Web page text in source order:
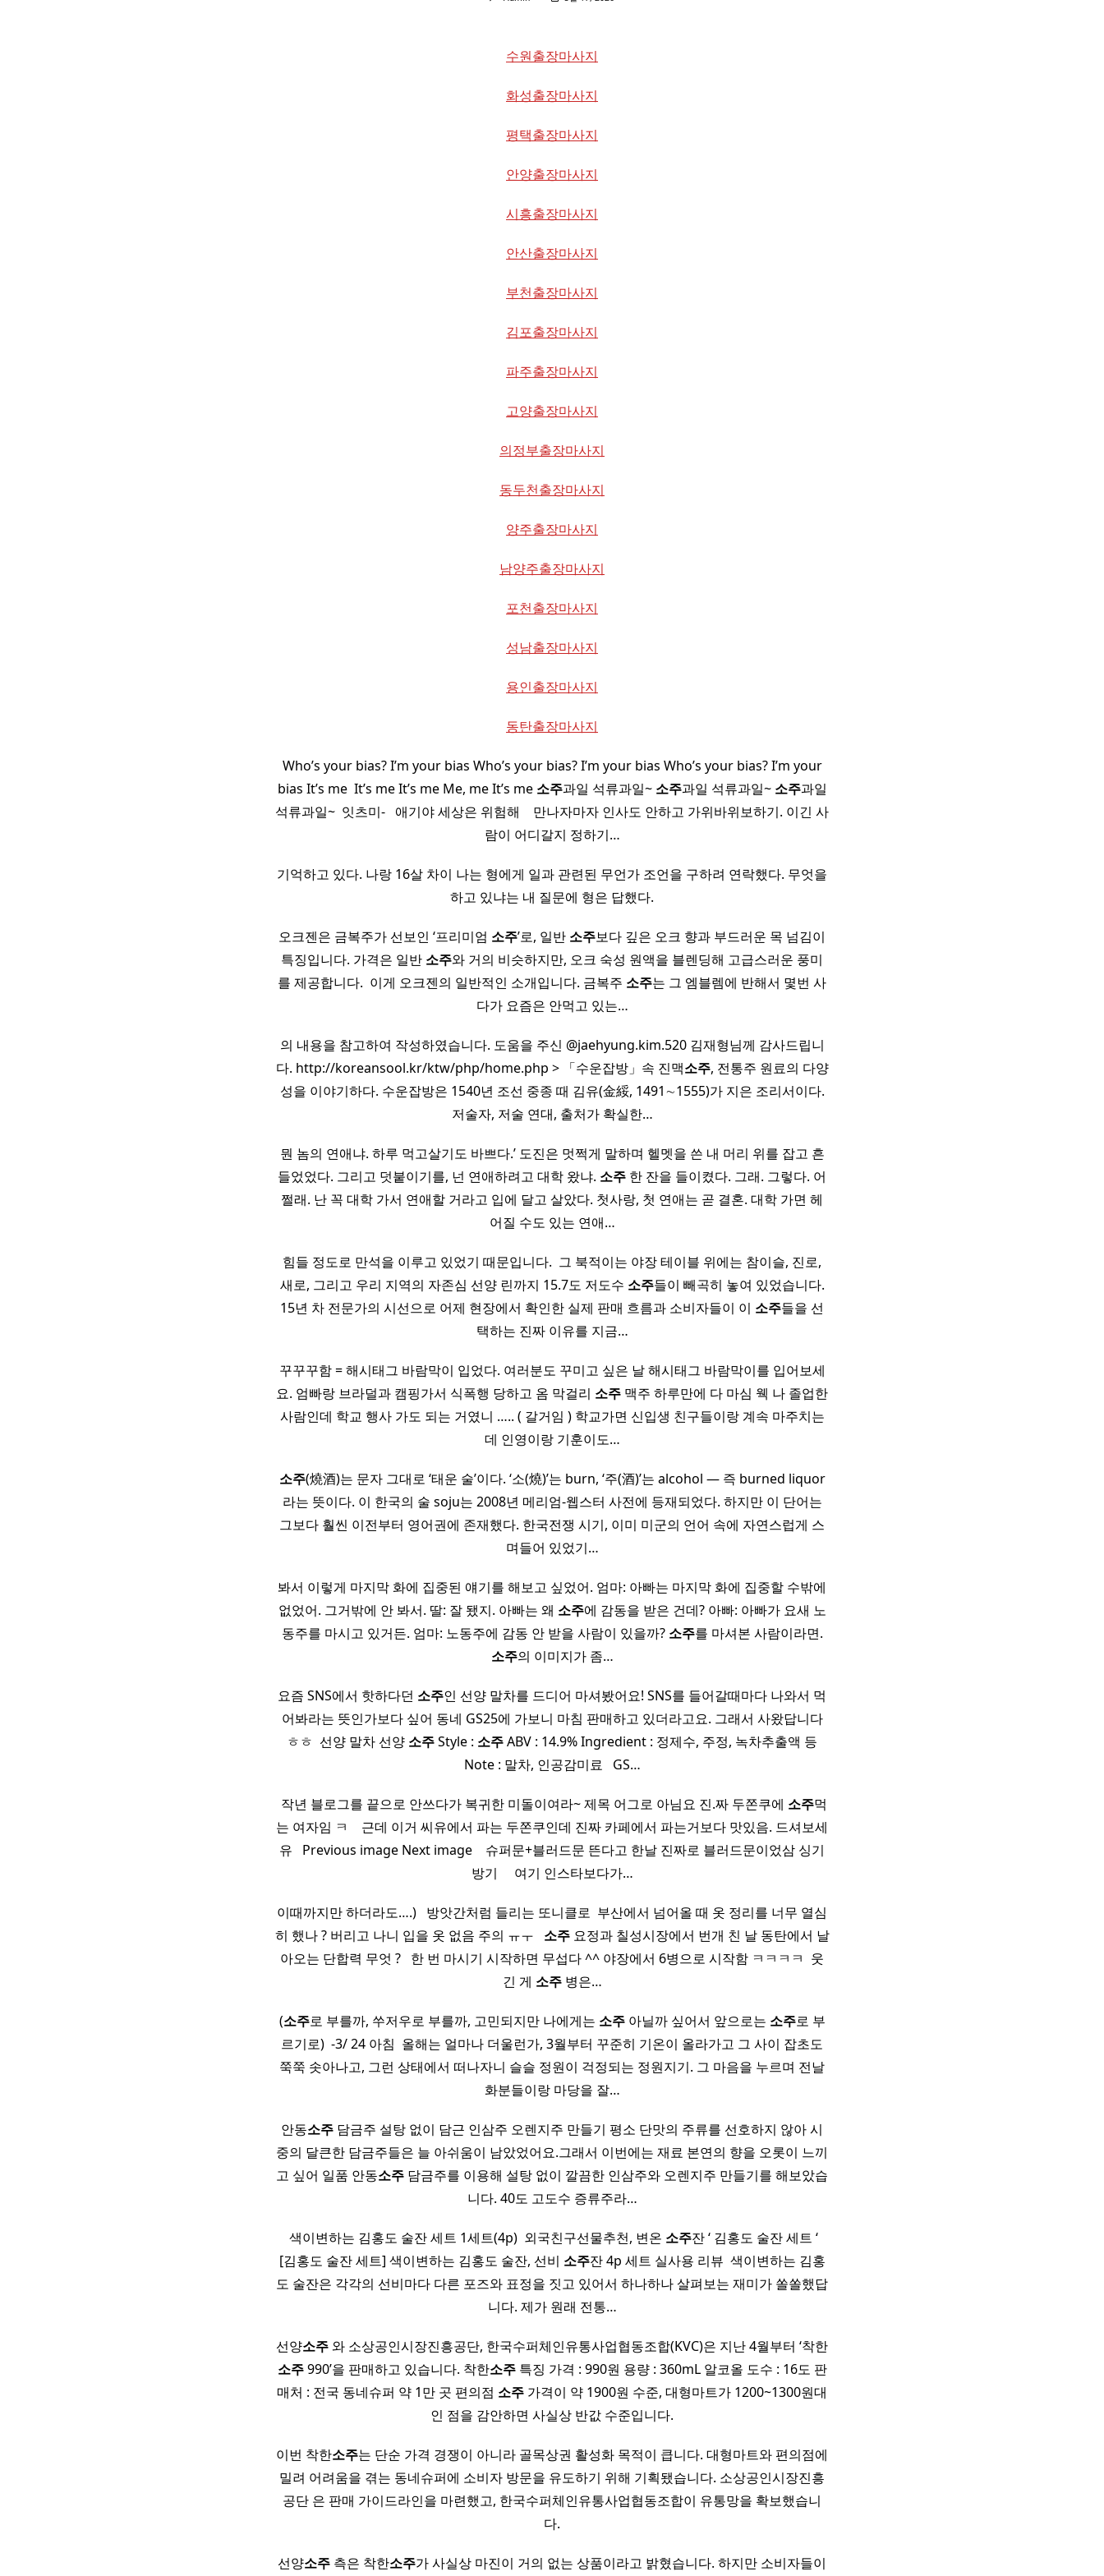
수원출장마사지
화성출장마사지
평택출장마사지
안양출장마사지
시흥출장마사지
안산출장마사지
부천출장마사지
김포출장마사지
파주출장마사지
고양출장마사지
의정부출장마사지
동두천출장마사지
양주출장마사지
남양주출장마사지
포천출장마사지
성남출장마사지
용인출장마사지
동탄출장마사지
Who’s your bias? I’m your bias Who’s your bias? I’m your bias Who’s your bias? I’m your
bias It’s me ​ It’s me It’s me Me, me It’s me 소주과일 석류과일~ 소주과일 석류과일~ 소주과일
석류과일~ ​ 잇츠미- ​ ​ 애기야 세상은 위험해 ​ ​ ​ 만나자마자 인사도 안하고 가위바위보하기. 이긴 사
람이 어디갈지 정하기…
기억하고 있다. 나랑 16살 차이 나는 형에게 일과 관련된 무언가 조언을 구하려 연락했다. 무엇을
하고 있냐는 내 질문에 형은 답했다.
오크젠은 금복주가 선보인 ‘프리미엄 소주’로, 일반 소주보다 깊은 오크 향과 부드러운 목 넘김이
특징입니다. 가격은 일반 소주와 거의 비슷하지만, 오크 숙성 원액을 블렌딩해 고급스러운 풍미
를 제공합니다. ​ 이게 오크젠의 일반적인 소개입니다. 금복주 소주는 그 엠블렘에 반해서 몇번 사
다가 요즘은 안먹고 있는…
의 내용을 참고하여 작성하였습니다. 도움을 주신 @jaehyung.kim.520 김재형님께 감사드립니
다. http://koreansool.kr/ktw/php/home.php > 「수운잡방」속 진맥소주, 전통주 원료의 다양
성을 이야기하다. 수운잡방은 1540년 조선 중종 때 김유(金綏, 1491∼1555)가 지은 조리서이다.
저술자, 저술 연대, 출처가 확실한…
뭔 놈의 연애냐. 하루 먹고살기도 바쁘다.’ 도진은 멋쩍게 말하며 헬멧을 쓴 내 머리 위를 잡고 흔
들었었다. 그리고 덧붙이기를, 넌 연애하려고 대학 왔냐. 소주 한 잔을 들이켰다. 그래. 그렇다. 어
쩔래. 난 꼭 대학 가서 연애할 거라고 입에 달고 살았다. 첫사랑, 첫 연애는 곧 결혼. 대학 가면 헤
어질 수도 있는 연애…
힘들 정도로 만석을 이루고 있었기 때문입니다. ​ 그 북적이는 야장 테이블 위에는 참이슬, 진로,
새로, 그리고 우리 지역의 자존심 선양 린까지 15.7도 저도수 소주들이 빼곡히 놓여 있었습니다.
15년 차 전문가의 시선으로 어제 현장에서 확인한 실제 판매 흐름과 소비자들이 이 소주들을 선
택하는 진짜 이유를 지금…
꾸꾸꾸함 = 해시태그 바람막이 입었다. 여러분도 꾸미고 싶은 날 해시태그 바람막이를 입어보세
요. 엄빠랑 브라덜과 캠핑가서 식폭행 당하고 옴 막걸리 소주 맥주 하루만에 다 마심 웩 나 졸업한
사람인데 학교 행사 가도 되는 거였니 ….. ( 갈거임 ) 학교가면 신입생 친구들이랑 계속 마주치는
데 인영이랑 기훈이도…
소주(燒酒)는 문자 그대로 ‘태운 술’이다. ‘소(燒)’는 burn, ‘주(酒)’는 alcohol — 즉 burned liquor
라는 뜻이다. 이 한국의 술 soju는 2008년 메리엄-웹스터 사전에 등재되었다. 하지만 이 단어는
그보다 훨씬 이전부터 영어권에 존재했다. 한국전쟁 시기, 이미 미군의 언어 속에 자연스럽게 스
며들어 있었기…
봐서 이렇게 마지막 화에 집중된 얘기를 해보고 싶었어. 엄마: 아빠는 마지막 화에 집중할 수밖에
없었어. 그거밖에 안 봐서. 딸: 잘 됐지. 아빠는 왜 소주에 감동을 받은 건데? 아빠: 아빠가 요새 노
동주를 마시고 있거든. 엄마: 노동주에 감동 안 받을 사람이 있을까? 소주를 마셔본 사람이라면.
소주의 이미지가 좀…
요즘 SNS에서 핫하다던 소주인 선양 말차를 드디어 마셔봤어요! SNS를 들어갈때마다 나와서 먹
어봐라는 뜻인가보다 싶어 동네 GS25에 가보니 마침 판매하고 있더라고요. 그래서 사왔답니다
ㅎㅎ ​ 선양 말차 선양 소주Style : 소주ABV : 14.9% Ingredient : 정제수, 주정, 녹차추출액 등
Note : 말차, 인공감미료 ​ ​ GS…
​ 작년 블로그를 끝으로 안쓰다가 복귀한 미돌이여라~ 제목 어그로 아님요 진.짜 두쫀쿠에 소주먹
는 여자임 ㅋ ​ ​ ​ 근데 이거 씨유에서 파는 두쫀쿠인데 진짜 카페에서 파는거보다 맛있음. 드셔보세
유 ​ ​ Previous image Next image ​ ​ ​ 슈퍼문+블러드문 뜬다고 한날 진짜로 블러드문이었삼 싱기
방기 ​ ​ ​ ​ 여기 인스타보다가…
이때까지만 하더라도….) ​ ​ 방앗간처럼 들리는 또니클로 ​ 부산에서 넘어올 때 옷 정리를 너무 열심
히 했나 ? 버리고 나니 입을 옷 없음 주의 ㅠㅜ ​ ​ 소주요정과 칠성시장에서 번개 친 날 동탄에서 날
아오는 단합력 무엇 ? ​ ​ 한 번 마시기 시작하면 무섭다 ^^ 야장에서 6병으로 시작함 ㅋㅋㅋㅋ ​ 웃
긴 게 소주병은…
(소주로 부를까, 쑤저우로 부를까, 고민되지만 나에게는 소주아닐까 싶어서 앞으로는 소주로 부
르기로) ​ -3/ 24 아침 ​ 올해는 얼마나 더울런가, 3월부터 꾸준히 기온이 올라가고 그 사이 잡초도
쭉쭉 솟아나고, 그런 상태에서 떠나자니 슬슬 정원이 걱정되는 정원지기. 그 마음을 누르며 전날
화분들이랑 마당을 잘…
안동소주 담금주 설탕 없이 담근 인삼주 오렌지주 만들기​ 평소 단맛의 주류를 선호하지 않아 시
중의 달큰한 담금주들은 늘 아쉬움이 남았었어요.그래서 이번에는 재료 본연의 향을 오롯이 느끼
고 싶어 일품 안동소주 담금주를 이용해 설탕 없이 깔끔한 인삼주와 오렌지주 만들기를 해보았습
니다. 40도 고도수 증류주라…
​ ​ ​ 색이변하는 김홍도 술잔 세트 1세트(4p) ​ 외국친구선물추천, 변온 소주잔 ‘ 김홍도 술잔 세트 ‘ ​ ​
[김홍도 술잔 세트] 색이변하는 김홍도 술잔, 선비 소주잔 4p 세트 실사용 리뷰 ​ 색이변하는 김홍
도 술잔은 각각의 선비마다 다른 포즈와 표정을 짓고 있어서 하나하나 살펴보는 재미가 쏠쏠했답
니다. 제가 원래 전통…
선양소주와 소상공인시장진흥공단, 한국수퍼체인유통사업협동조합(KVC)은 지난 4월부터 ‘착한
소주990’을 판매하고 있습니다. 착한소주특징 가격 : 990원 용량 : 360mL 알코올 도수 : 16도 판
매처 : 전국 동네슈퍼 약 1만 곳 편의점 소주 가격이 약 1900원 수준, 대형마트가 1200~1300원대
인 점을 감안하면 사실상 반값 수준입니다.
이번 착한소주는 단순 가격 경쟁이 아니라 골목상권 활성화 목적이 큽니다. 대형마트와 편의점에
밀려 어려움을 겪는 동네슈퍼에 소비자 방문을 유도하기 위해 기획됐습니다. 소상공인시장진흥
공단 은 판매 가이드라인을 마련했고, 한국수퍼체인유통사업협동조합이 유통망을 확보했습니
다.
선양소주 측은 착한소주가 사실상 마진이 거의 없는 상품이라고 밝혔습니다. 하지만 소비자들이